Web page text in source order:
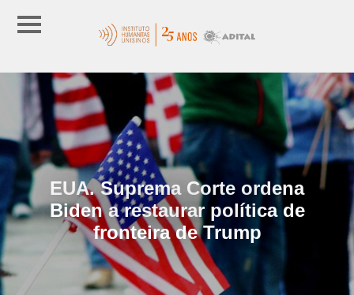
EUA. Suprema Corte ordena
Biden a restaurar política de
fronteira de Trump